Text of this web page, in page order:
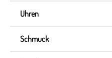
Uhren
Schmuck